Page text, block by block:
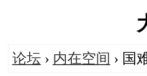
论坛 › 内在空间 › 国